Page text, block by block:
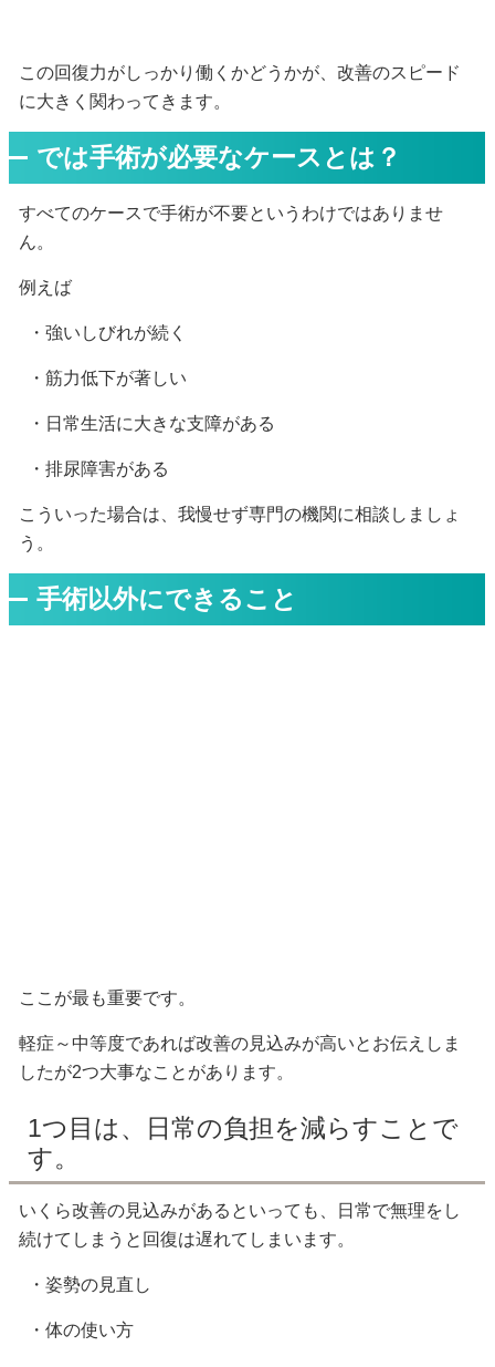
この回復力がしっかり働くかどうかが、改善のスピード
に大きく関わってきます。
では手術が必要なケースとは？
すべてのケースで手術が不要というわけではありませ
ん。
例えば
・強いしびれが続く
・筋力低下が著しい
・日常生活に大きな支障がある
・排尿障害がある
こういった場合は、我慢せず専門の機関に相談しましょ
う。
手術以外にできること
ここが最も重要です。
軽症～中等度であれば改善の見込みが高いとお伝えしま
したが2つ大事なことがあります。
1つ目は、日常の負担を減らすことで
す。
いくら改善の見込みがあるといっても、日常で無理をし
続けてしまうと回復は遅れてしまいます。
・姿勢の見直し
・体の使い方